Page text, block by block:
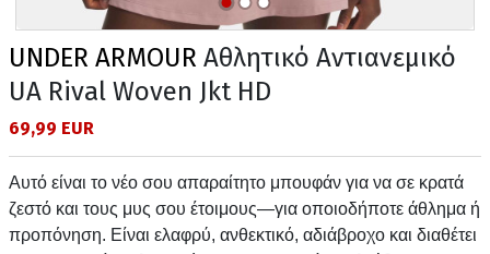
UNDER ARMOUR Αθλητικό Αντιανεμικό
UA Rival Woven Jkt HD
69,99 EUR
Αυτό είναι το νέο σου απαραίτητο μπουφάν για να σε κρατά
ζεστό και τους μυς σου έτοιμους—για οποιοδήποτε άθλημα ή
προπόνηση. Είναι ελαφρύ, ανθεκτικό, αδιάβροχο και διαθέτει